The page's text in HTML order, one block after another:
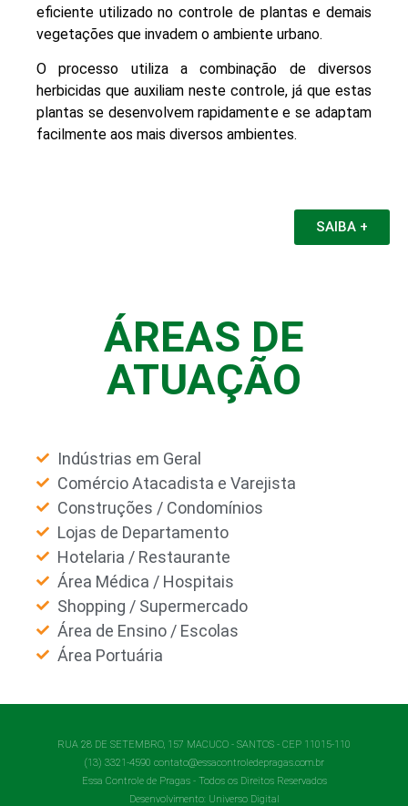
eficiente utilizado no controle de plantas e demais
vegetações que invadem o ambiente urbano.
O processo utiliza a combinação de diversos
herbicidas que auxiliam neste controle, já que estas
plantas se desenvolvem rapidamente e se adaptam
facilmente aos mais diversos ambientes.
SAIBA +
ÁREAS DE
ATUAÇÃO
Indústrias em Geral
Comércio Atacadista e Varejista
Construções / Condomínios
Lojas de Departamento
Hotelaria / Restaurante
Área Médica / Hospitais
Shopping / Supermercado
Área de Ensino / Escolas
Área Portuária
RUA 28 DE SETEMBRO, 157 MACUCO - SANTOS - CEP 11015-110
(13) 3321-4590 contato@essacontroledepragas.com.br
Essa Controle de Pragas - Todos os Direitos Reservados
Desenvolvimento: Universo Digital